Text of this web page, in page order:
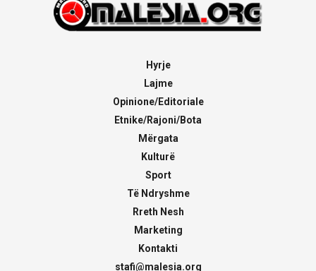
Hyrje
Lajme
Opinione/Editoriale
Etnike/Rajoni/Bota
Mërgata
Kulturë
Sport
Të Ndryshme
Rreth Nesh
Marketing
Kontakti
stafi@malesia.org